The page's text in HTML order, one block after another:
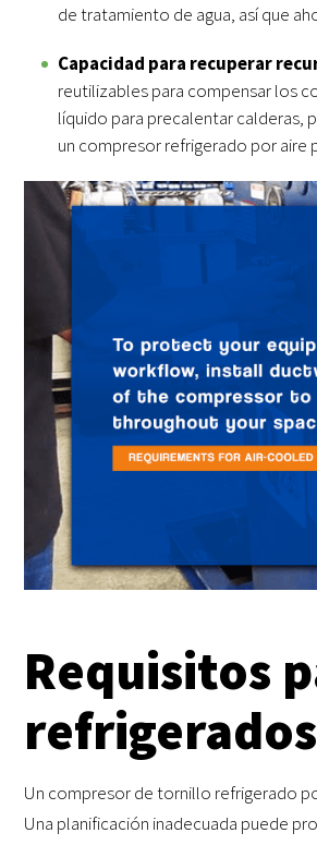
de tratamiento de agua, así que
Capacidad para recuperar
reutilizables para compensar los
líquido para precalentar calderas,
un compresor refrigerado por aire
Requisitos
Un compresor de tornillo refrigerado
Una planificación inadecuada puede